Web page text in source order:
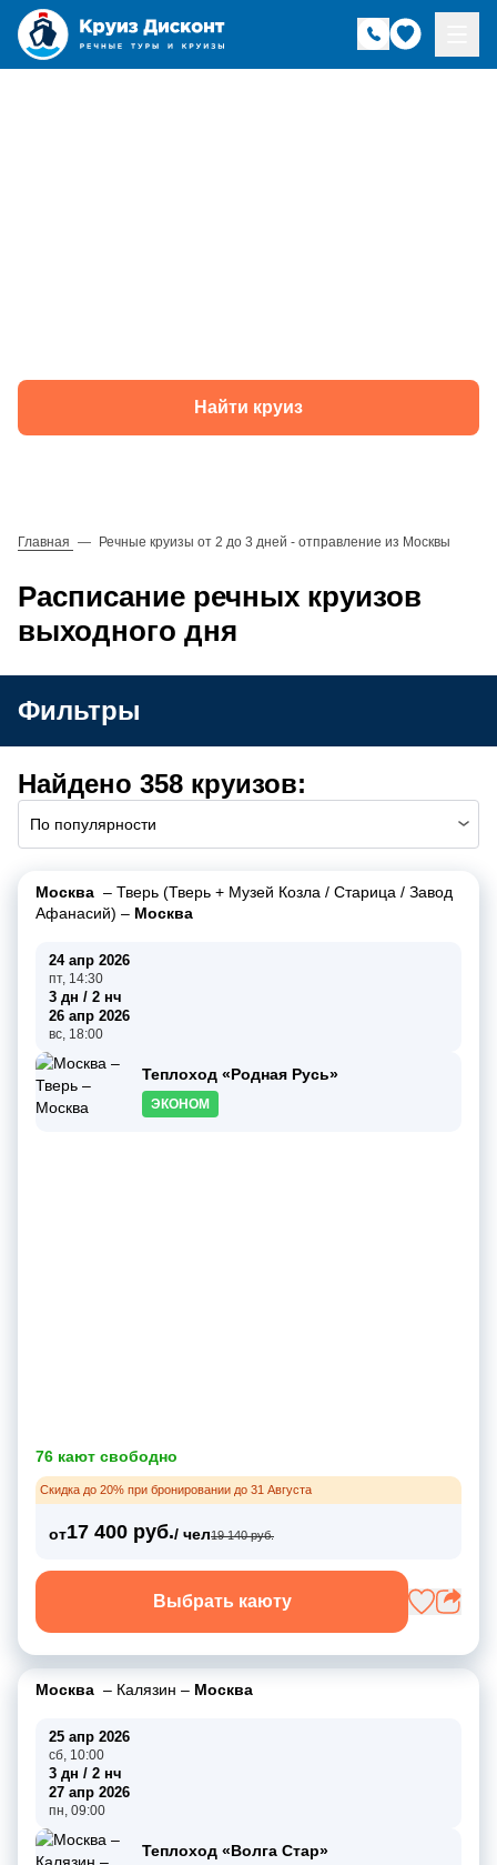
Найти круиз
Главная — Речные круизы от 2 до 3 дней - отправление из Москвы
Расписание речных круизов
выходного дня
Фильтры
Найдено 358 круизов:
По популярности
Москва – Тверь (Тверь + Музей Козла / Старица / Завод
Афанасий) – Москва
24 апр 2026
пт, 14:30
3 дн / 2 нч
26 апр 2026
вс, 18:00
Теплоход «Родная Русь»
ЭКОНОМ
76 кают свободно
Скидка до 20% при бронировании до 31 Августа
от17 400 руб./ чел19 140 руб.
Выбрать каюту
Москва – Калязин – Москва
25 апр 2026
сб, 10:00
3 дн / 2 нч
27 апр 2026
пн, 09:00
Теплоход «Волга Стар»